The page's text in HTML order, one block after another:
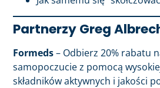
Partnerzy Greg
Formeds– Odbierz 20% rabatu
samopoczucie z pomocą
składników aktywnych i jakości